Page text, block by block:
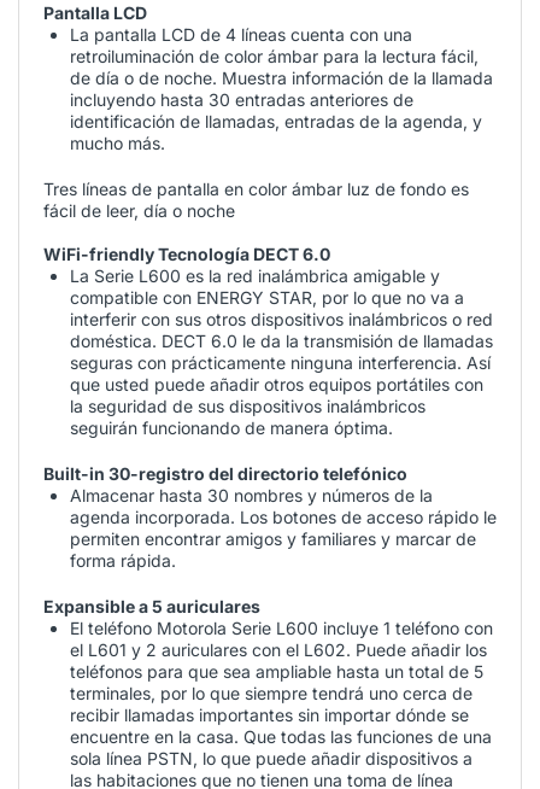
Pantalla LCD
La pantalla LCD de 4 líneas cuenta con una
retroiluminación de color ámbar para la lectura fácil,
de día o de noche. Muestra información de la llamada
incluyendo hasta 30 entradas anteriores de
identificación de llamadas, entradas de la agenda, y
mucho más.
Tres líneas de pantalla en color ámbar luz de fondo es
fácil de leer, día o noche
WiFi-friendly Tecnología DECT 6.0
La Serie L600 es la red inalámbrica amigable y
compatible con ENERGY STAR, por lo que no va a
interferir con sus otros dispositivos inalámbricos o red
doméstica. DECT 6.0 le da la transmisión de llamadas
seguras con prácticamente ninguna interferencia. Así
que usted puede añadir otros equipos portátiles con
la seguridad de sus dispositivos inalámbricos
seguirán funcionando de manera óptima.
Built-in 30-registro del directorio telefónico
Almacenar hasta 30 nombres y números de la
agenda incorporada. Los botones de acceso rápido le
permiten encontrar amigos y familiares y marcar de
forma rápida.
Expansible a 5 auriculares
El teléfono Motorola Serie L600 incluye 1 teléfono con
el L601 y 2 auriculares con el L602. Puede añadir los
teléfonos para que sea ampliable hasta un total de 5
terminales, por lo que siempre tendrá uno cerca de
recibir llamadas importantes sin importar dónde se
encuentre en la casa. Que todas las funciones de una
sola línea PSTN, lo que puede añadir dispositivos a
las habitaciones que no tienen una toma de línea